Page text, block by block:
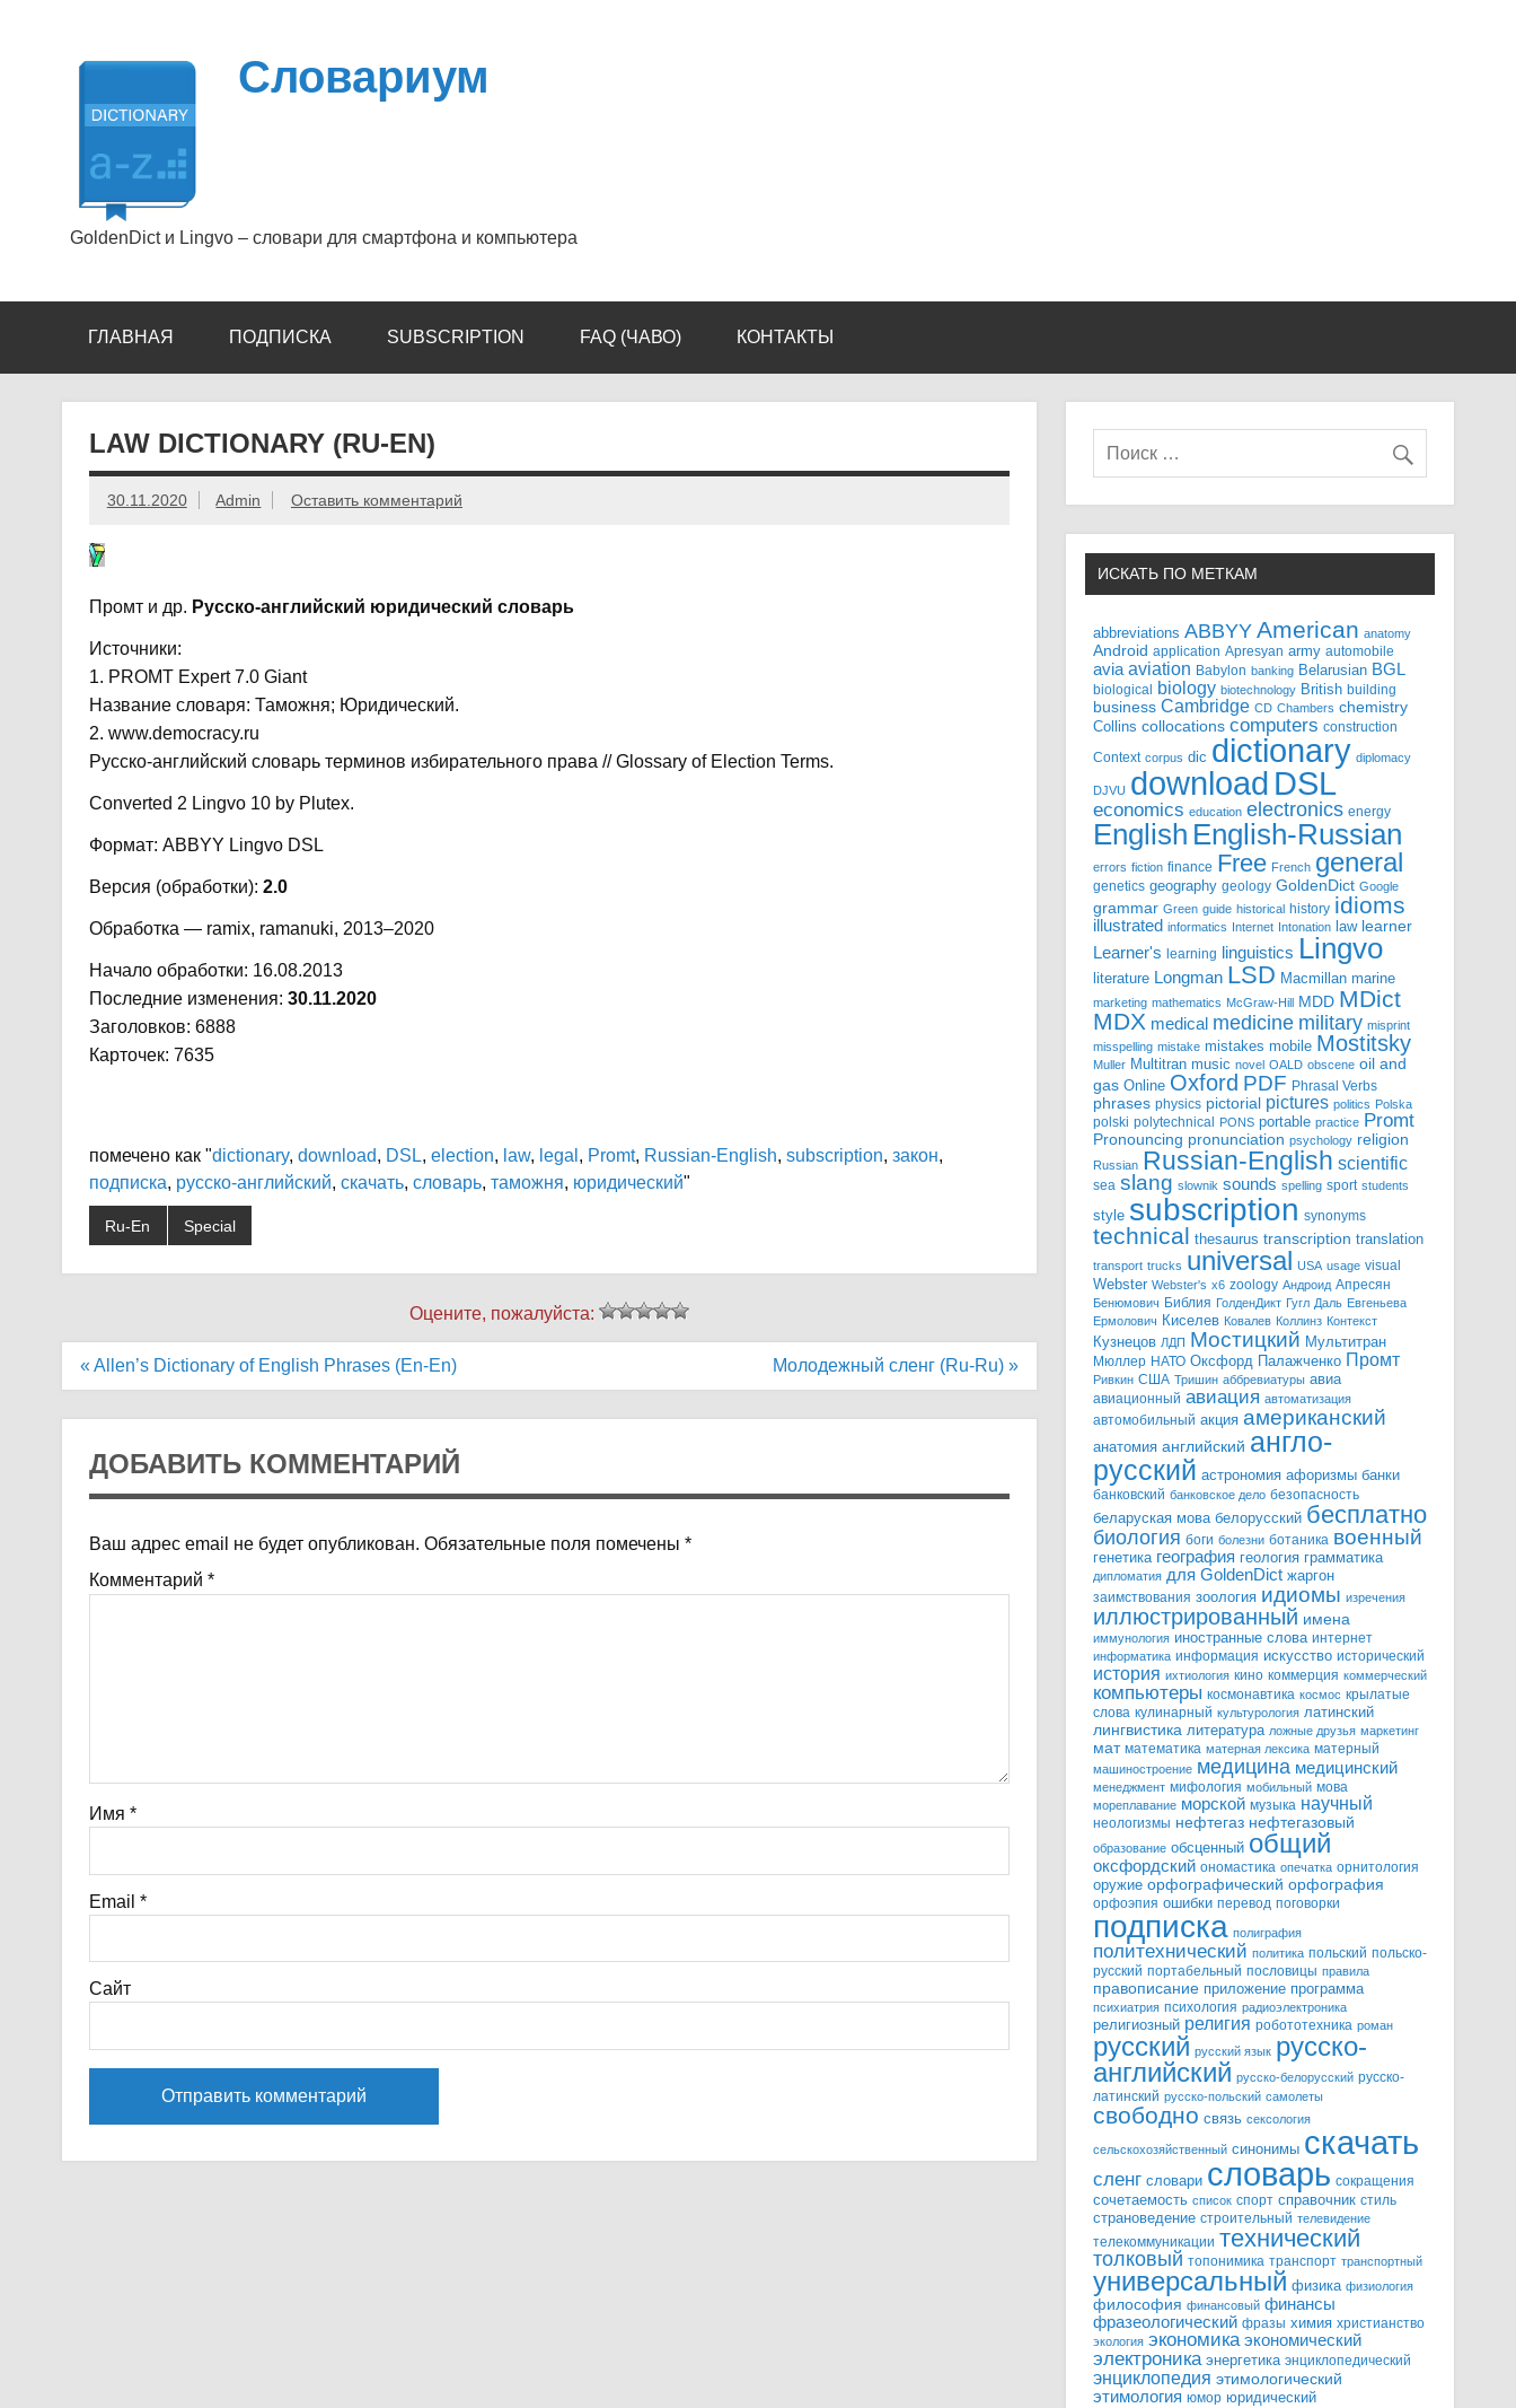
Словариум
GoldenDict и Lingvo – словари для смартфона и компьютера
ГЛАВНАЯ ПОДПИСКА SUBSCRIPTION FAQ (ЧАВО) КОНТАКТЫ
LAW DICTIONARY (RU-EN)
30.11.2020 Admin Оставить комментарий
Промт и др. Русско-английский юридический словарь
Источники:
1. PROMT Expert 7.0 Giant
Название словаря: Таможня; Юридический.
2. www.democracy.ru
Русско-английский словарь терминов избирательного права // Glossary of Election Terms.
Converted 2 Lingvo 10 by Plutex.
Формат: ABBYY Lingvo DSL
Версия (обработки): 2.0
Обработка — ramix, ramanuki, 2013–2020
Начало обработки: 16.08.2013
Последние изменения: 30.11.2020
Заголовков: 6888
Карточек: 7635
помечено как "dictionary, download, DSL, election, law, legal , Promt, Russian-English, subscription, закон,
подписка, русско-английский, скачать, словарь, таможня, юридический"
Ru-En Special
Оцените, пожалуйста:
Навигация
« Allen’s Dictionary of English Phrases (En-En) Молодежный сленг (Ru-Ru) »
ДОБАВИТЬ КОММЕНТАРИЙ
Ваш адрес email не будет опубликован. Обязательные поля помечены *
Комментарий *
Имя *
Email *
Сайт
ИСКАТЬ ПО МЕТКАМ
abbreviations ABBYY American anatomy
Android application Apresyan army automobile
avia aviation Babylon banking Belarusian BGL
biological biology biotechnology British building
business Cambridge CD Chambers chemistry
Collins collocations computers construction
Context corpus dic dictionary diplomacy
DJVU download DSL
economics education electronics energy
English English-Russian
errors fiction finance Free French general
genetics geography geology GoldenDict Google
grammar Green guide historical history idioms
illustrated informatics Internet Intonation law learner
Learner's learning linguistics Lingvo
literature Longman LSD Macmillan marine
marketing mathematics McGraw-Hill MDD MDict
MDX medical medicine military misprint
misspelling mistake mistakes mobile Mostitsky
Muller Multitran music novel OALD obscene oil and
gas Online Oxford PDF Phrasal Verbs
phrases physics pictorial pictures politics Polska
polski polytechnical PONS portable practice Promt
Pronouncing pronunciation psychology religion
Russian Russian-English scientific
sea slang slownik sounds spelling sport students
style subscription synonyms
technical thesaurus transcription translation
transport trucks universal USA usage visual
Webster Webster's x6 zoology Андроид Апресян
Бенюмович Библия ГолденДикт Гугл Даль Евгеньева
Ермолович Киселев Ковалев Коллинз Контекст
Кузнецов ЛДП Мостицкий Мультитран
Мюллер НАТО Оксфорд Палажченко Промт
Ривкин США Тришин аббревиатуры авиа
авиационный авиация автоматизация
автомобильный акция американский
анатомия английский англо-
русский астрономия афоризмы банки
банковский банковское дело безопасность
беларуская мова белорусский бесплатно
биология боги болезни ботаника военный
генетика география геология грамматика
дипломатия для GoldenDict жаргон
заимствования зоология идиомы изречения
иллюстрированный имена
иммунология иностранные слова интернет
информатика информация искусство исторический
история ихтиология кино коммерция коммерческий
компьютеры космонавтика космос крылатые
слова кулинарный культурология латинский
лингвистика литература ложные друзья маркетинг
мат математика матерная лексика матерный
машиностроение медицина медицинский
менеджмент мифология мобильный мова
мореплавание морской музыка научный
неологизмы нефтегаз нефтегазовый
образование обсценный общий
оксфордский ономастика опечатка орнитология
оружие орфографический орфография
орфоэпия ошибки перевод поговорки
подписка полиграфия
политехнический политика польский польско-
русский портабельный пословицы правила
правописание приложение программа
психиатрия психология радиоэлектроника
религиозный религия робототехника роман
русский русский язык русско-
английский русско-белорусский русско-
латинский русско-польский самолеты
свободно связь сексология
сельскохозяйственный синонимы скачать
сленг словари словарь сокращения
сочетаемость список спорт справочник стиль
страноведение строительный телевидение
телекоммуникации технический
толковый топонимика транспорт транспортный
универсальный физика физиология
философия финансовый финансы
фразеологический фразы химия христианство
экология экономика экономический
электроника энергетика энциклопедический
энциклопедия этимологический
этимология юмор юридический